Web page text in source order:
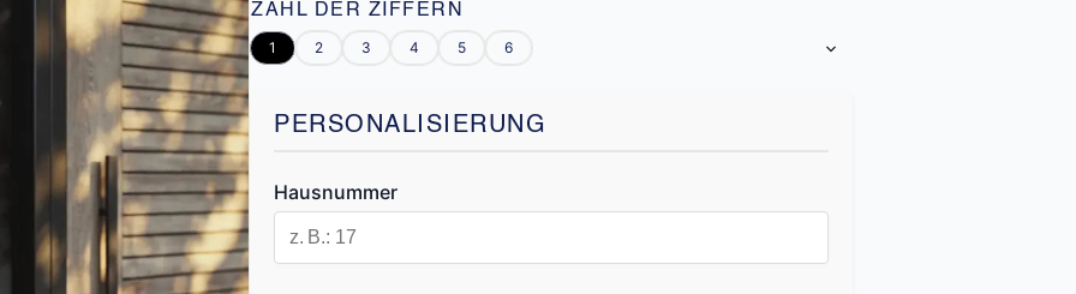
ZAHL DER ZIFFERN
1 2 3 4 5 6
PERSONALISIERUNG
Hausnummer